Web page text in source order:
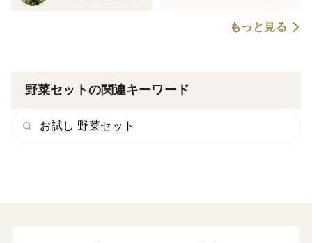
もっと見る
野菜セットの関連キーワード
お試し 野菜セット